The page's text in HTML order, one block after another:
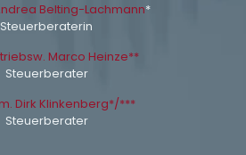
Belting-Lachmann*
Steuerberaterin
Marco Heinze**
Steuerberater
Dirk Klinkenberg*/***
Steuerberater